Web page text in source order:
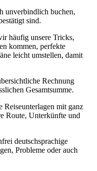
unverbindlich buchen,
sind.
häufig unsere Tricks,
kommen, perfekte
leicht umstellen, damit
Rechnung
Gesamtsumme.
Reiseunterlagen mit ganz
Route, Unterkünfte und
deutschsprachige
Probleme oder auch